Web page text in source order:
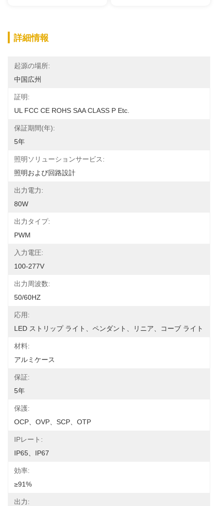
詳細情報
起源の場所:
中国広州
証明:
UL FCC CE ROHS SAA CLASS P Etc.
保証期間(年):
5年
照明ソリューションサービス:
照明および回路設計
出力電力:
80W
出力タイプ:
PWM
入力電圧:
100-277V
出力周波数:
50/60HZ
応用:
LED ストリップ ライト、ペンダント、リニア、コーブ ライト
材料:
アルミケース
保証:
5年
保護:
OCP、OVP、SCP、OTP
IPレート:
IP65、IP67
効率:
≥91%
出力: